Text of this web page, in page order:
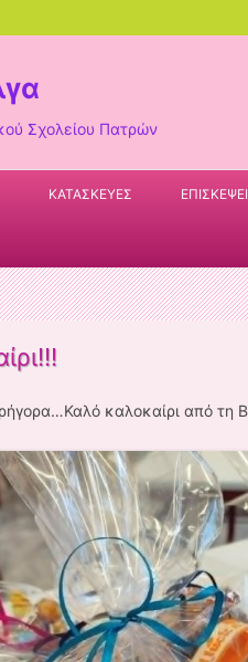
Σχολείου Πατρών
ΚΑΤΑΣΚΕΥΕΣ
καλοκαίρι από τη